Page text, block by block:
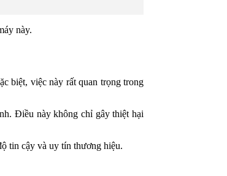
này.
biệt, việc này rất quan trọng trong
Điều này không chỉ gây thiệt hại
tin cậy và uy tín thương hiệu.